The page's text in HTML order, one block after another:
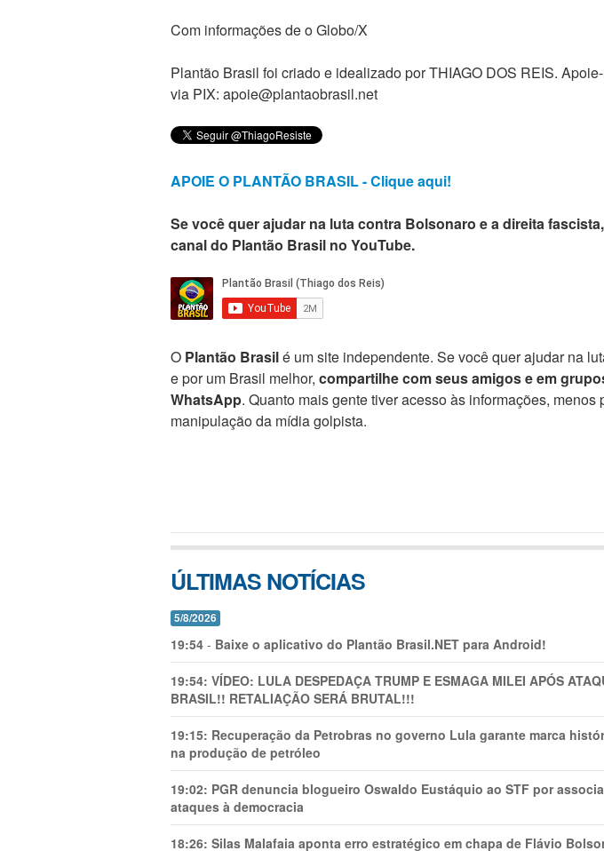
Com informações de o Globo/X
Plantão Brasil foi criado e idealizado por THIAGO DOS REIS.
via PIX: apoie@plantaobrasil.net
APOIE O PLANTÃO BRASIL - Clique aqui!
Se você quer ajudar na luta contra Bolsonaro e a direita
canal do Plantão Brasil no YouTube.
O Plantão Brasilé um site independente. Se você quer ajudar na
e por um Brasil melhor, compartilhe com seus amigos e em
WhatsApp. Quanto mais gente tiver acesso às informações, menos
manipulação da mídia golpista.
ÚLTIMAS NOTÍCIAS
5/8/2026
19:54 - Baixe o aplicativo do Plantão Brasil.NET para Android!
19:54: VÍDEO: LULA DESPEDAÇA TRUMP E ESMAGA MILEI APÓS
BRASIL!! RETALIAÇÃO SERÁ BRUTAL!!!
19:15: Recuperação da Petrobras no governo Lula garante marca
na produção de petróleo
19:02: PGR denuncia blogueiro Oswaldo Eustáquio ao STF por
ataques à democracia
18:26: Silas Malafaia aponta erro estratégico em chapa de Flávio